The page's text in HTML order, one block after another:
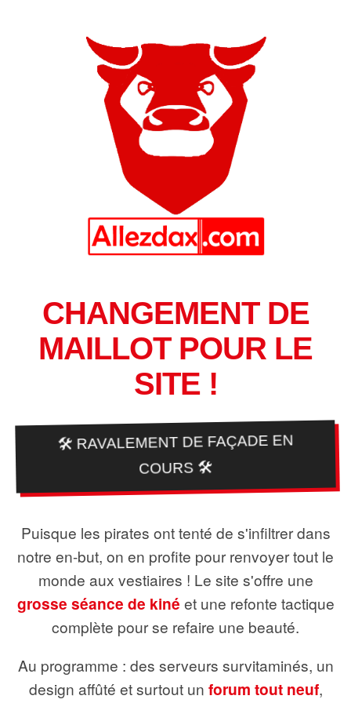
CHANGEMENT DE
MAILLOT POUR LE
SITE !
🛠️ RAVALEMENT DE FAÇADE EN
COURS 🛠️
Puisque les pirates ont tenté de s'infiltrer dans
notre en-but, on en profite pour renvoyer tout le
monde aux vestiaires ! Le site s'offre une
grosse séance de kiné et une refonte tactique
complète pour se refaire une beauté.
Au programme : des serveurs survitaminés, un
design affûté et surtout un forum tout neuf,